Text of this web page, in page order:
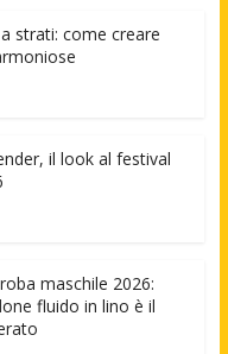
strati: come creare
il look al festival
maschile 2026:
fluido in lino è il